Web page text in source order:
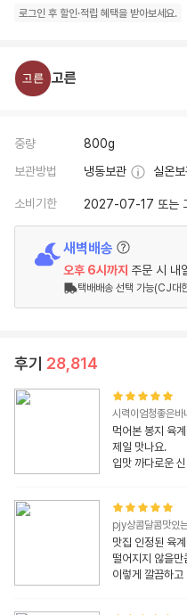
로그인 후 할인·적립 혜택을 받아보세요.
고른
중량
800g
보관방법
냉동보관 실온
소비기한 2027-07-17 또는
새벽배송
오후 6시 까지 주문 시 내
택배배송 선택 가능(CJ대
후기 28,814
시력이엄청좋은
먹어본 봉지 육
제일 맛나요.
입맛 까다로운
육계장 집에서
가격도 좋고 자
pjy상콤달콤맛있
맛집 인정된 육
떨어지지 않을
이렇게 깔끔하